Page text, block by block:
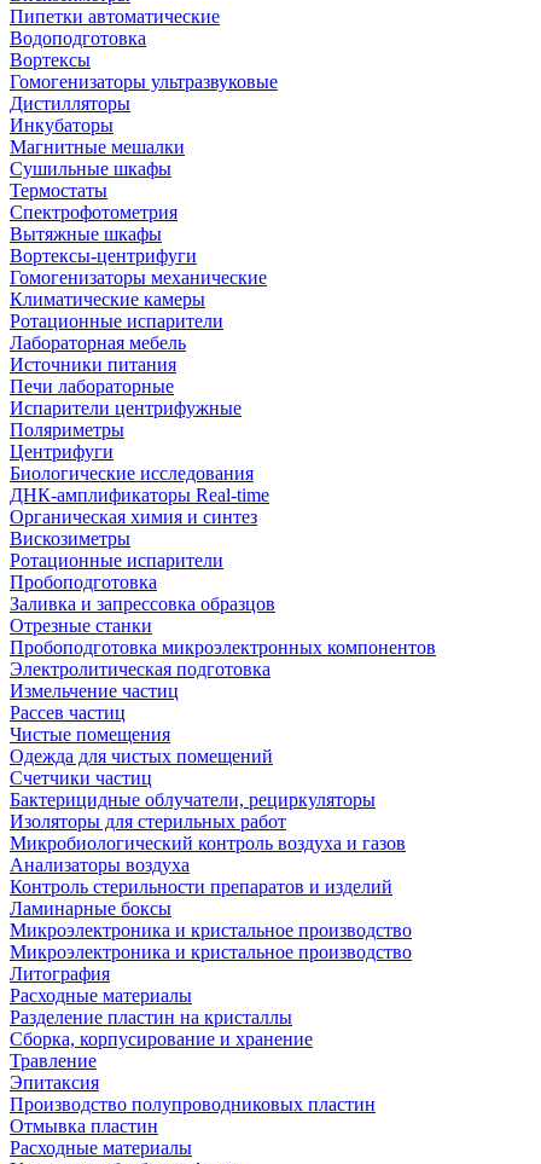
Пипетки автоматические
Водоподготовка
Вортексы
Гомогенизаторы ультразвуковые
Дистилляторы
Инкубаторы
Магнитные мешалки
Сушильные шкафы
Термостаты
Спектрофотометрия
Вытяжные шкафы
Вортексы-центрифуги
Гомогенизаторы механические
Климатические камеры
Ротационные испарители
Лабораторная мебель
Источники питания
Печи лабораторные
Испарители центрифужные
Поляриметры
Центрифуги
Биологические исследования
ДНК-амплификаторы Real-time
Органическая химия и синтез
Вискозиметры
Ротационные испарители
Пробоподготовка
Заливка и запрессовка образцов
Отрезные станки
Пробоподготовка микроэлектронных компонентов
Электролитическая подготовка
Измельчение частиц
Рассев частиц
Чистые помещения
Одежда для чистых помещений
Счетчики частиц
Бактерицидные облучатели, рециркуляторы
Изоляторы для стерильных работ
Микробиологический контроль воздуха и газов
Анализаторы воздуха
Контроль стерильности препаратов и изделий
Ламинарные боксы
Микроэлектроника и кристальное производство
Микроэлектроника и кристальное производство
Литография
Расходные материалы
Разделение пластин на кристаллы
Сборка, корпусирование и хранение
Травление
Эпитаксия
Производство полупроводниковых пластин
Отмывка пластин
Расходные материалы